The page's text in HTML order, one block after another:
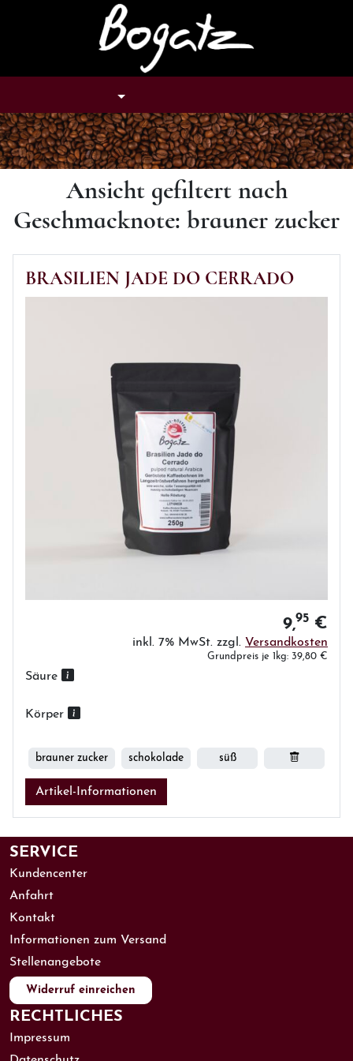
NAVIGATIONSUCHE
Ansicht gefiltert nach
Geschmacknote: brauner zucker
BRASILIEN JADE DO CERRADO
9,95 €
inkl. 7% MwSt. zzgl. Versandkosten
Grundpreis je 1kg: 39,80 €
Säure
Körper
brauner zucker schokolade süß
Artikel-Informationen
SERVICE
Kundencenter
Anfahrt
Kontakt
Informationen zum Versand
Stellenangebote
Widerruf einreichen
RECHTLICHES
Impressum